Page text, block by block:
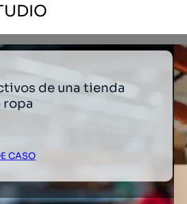
de una tienda
CASO